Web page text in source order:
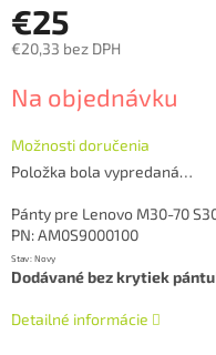
€25
€20,33 bez DPH
cena:
Na objednávku
Možnosti doručenia
Položka bola vypredaná…
Pánty pre Lenovo M30-70
PN: AM0S9000100
Stav: Novy
Dodávané bez krytiek
Detailné informácie